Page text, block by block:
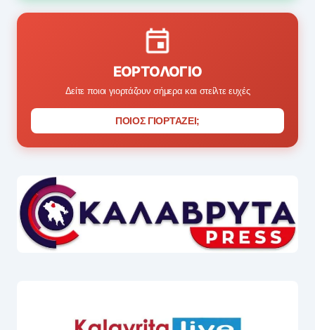
ΕΟΡΤΟΛΌΓΙΟ
Δείτε ποιοι γιορτάζουν σήμερα και στείλτε ευχές
ΠΟΙΟΣ ΓΙΟΡΤΑΖΕΙ;